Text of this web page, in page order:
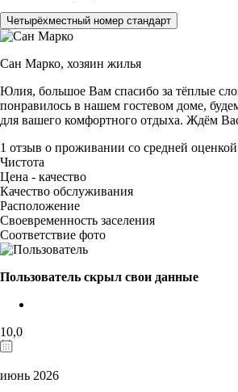
Четырёхместный номер стандарт
Сан Марко, хозяин жилья
Юлия, большое Вам спасибо за тёплые
понравилось в нашем гостевом доме,
для вашего комфортного отдыха. Ждём
1 отзыв о проживании со средней оценкой
Чистота
Цена - качество
Качество обслуживания
Расположение
Своевременность заселения
Соответствие фото
Пользователь скрыл свои данные
10,0
июнь 2026